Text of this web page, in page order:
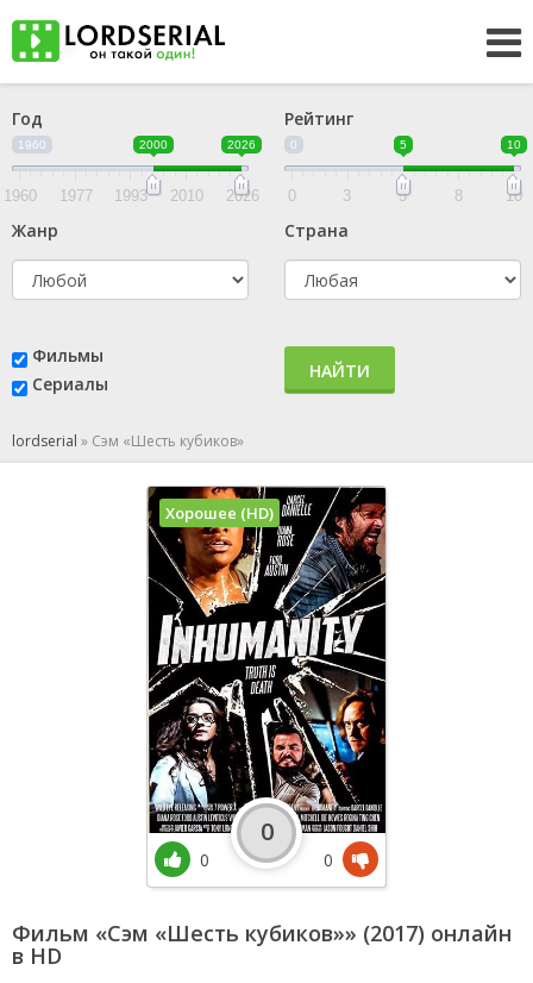
Год
1960 2000 2026
1960 1977 1993 2010 2026
Рейтинг
0 5 10
0 3 5 8 10
Жанр Страна
Фильмы
Сериалы
НАЙТИ
lordserial » Сэм «Шесть кубиков»
Фильм «Сэм «Шесть кубиков»» (2017) онлайн
в HD
Хорошее (HD)
0
0
0